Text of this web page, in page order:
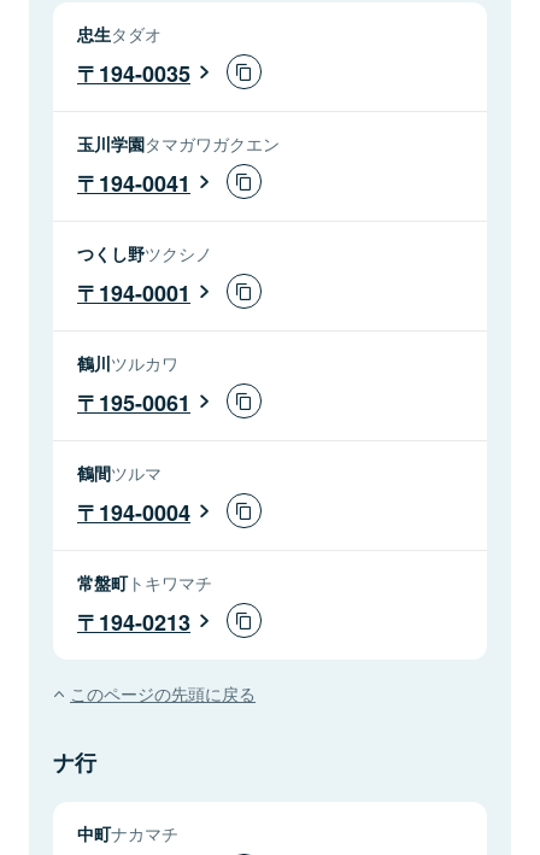
忠生タダオ
194-0035
玉川学園タマガワガクエン
194-0041
つくし野ツクシノ
194-0001
鶴川ツルカワ
195-0061
鶴間ツルマ
194-0004
常盤町トキワマチ
194-0213
このページの先頭に戻る
ナ行
中町ナカマチ